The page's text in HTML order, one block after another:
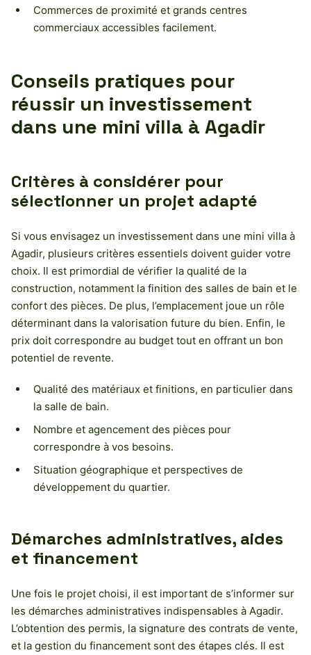
Commerces de proximité et grands centres
commerciaux accessibles facilement.
Conseils pratiques pour
réussir un investissement
dans une mini villa à Agadir
Critères à considérer pour
sélectionner un projet adapté
Si vous envisagez un investissement dans une mini villa à
Agadir, plusieurs critères essentiels doivent guider votre
choix. Il est primordial de vérifier la qualité de la
construction, notamment la finition des salles de bain et le
confort des pièces. De plus, l’emplacement joue un rôle
déterminant dans la valorisation future du bien. Enfin, le
prix doit correspondre au budget tout en offrant un bon
potentiel de revente.
Qualité des matériaux et finitions, en particulier dans
la salle de bain.
Nombre et agencement des pièces pour
correspondre à vos besoins.
Situation géographique et perspectives de
développement du quartier.
Démarches administratives, aides
et financement
Une fois le projet choisi, il est important de s’informer sur
les démarches administratives indispensables à Agadir.
L’obtention des permis, la signature des contrats de vente,
et la gestion du financement sont des étapes clés. Il est